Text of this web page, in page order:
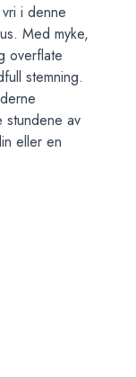
i denne
Med myke,
overflate
stemning.
stundene av
eller en